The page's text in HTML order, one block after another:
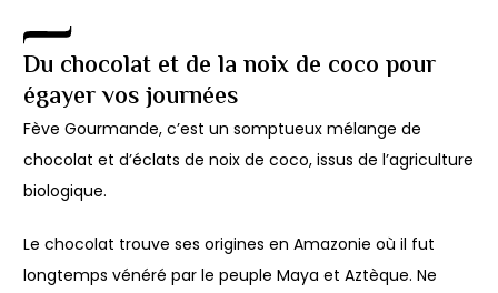
Du chocolat et de la noix de coco pour
égayer vos journées
Fève Gourmande, c’est un somptueux mélange de
chocolat et d’éclats de noix de coco, issus de l’agriculture
biologique.
Le chocolat trouve ses origines en Amazonie où il fut
longtemps vénéré par le peuple Maya et Aztèque. Ne